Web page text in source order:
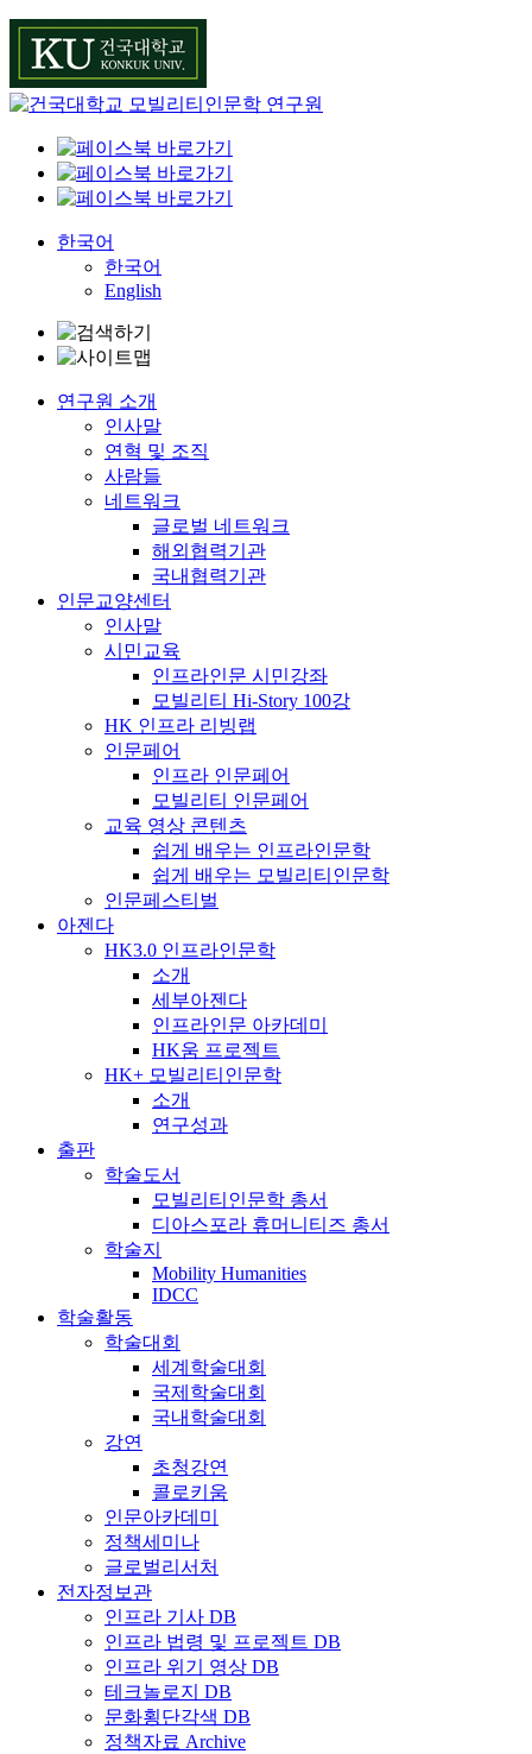
Skip
content
한국어
한국어
English
연구원 소개
인사말
연혁 및 조직
사람들
네트워크
글로벌 네트워크
해외협력기관
국내협력기관
인문교양센터
인사말
시민교육
인프라인문 시민강좌
모빌리티 Hi-Story 100강
HK 인프라 리빙랩
인문페어
인프라 인문페어
모빌리티 인문페어
교육 영상 콘텐츠
쉽게 배우는 인프라인문학
쉽게 배우는 모빌리티인문학
인문페스티벌
아젠다
HK3.0 인프라인문학
소개
세부아젠다
인프라인문 아카데미
HK움 프로젝트
HK+ 모빌리티인문학
소개
연구성과
출판
학술도서
모빌리티인문학 총서
디아스포라 휴머니티즈 총서
학술지
Mobility Humanities
IDCC
학술활동
학술대회
세계학술대회
국제학술대회
국내학술대회
강연
초청강연
콜로키움
인문아카데미
정책세미나
글로벌리서처
전자정보관
인프라 기사 DB
인프라 법령 및 프로젝트 DB
인프라 위기 영상 DB
테크놀로지 DB
문화횡단각색 DB
정책자료 Archive